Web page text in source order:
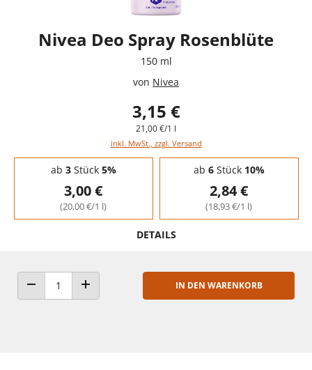
Nivea Deo Spray Rosenblüte
150 ml
von Nivea
3,15 €
21,00 €/1 l
inkl. MwSt., zzgl. Versand
Staffelpreise - Mengenrabatt
ab 3Stück 5%
3,00 €
(20,00 €/1 l)
ab 6Stück 10%
2,84 €
(18,93 €/1 l)
DETAILS
ANZAHL VERRINGERNANZAHL ERHÖHEN
IN DEN WARENKORB